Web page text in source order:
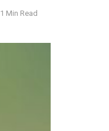
1 Min Read